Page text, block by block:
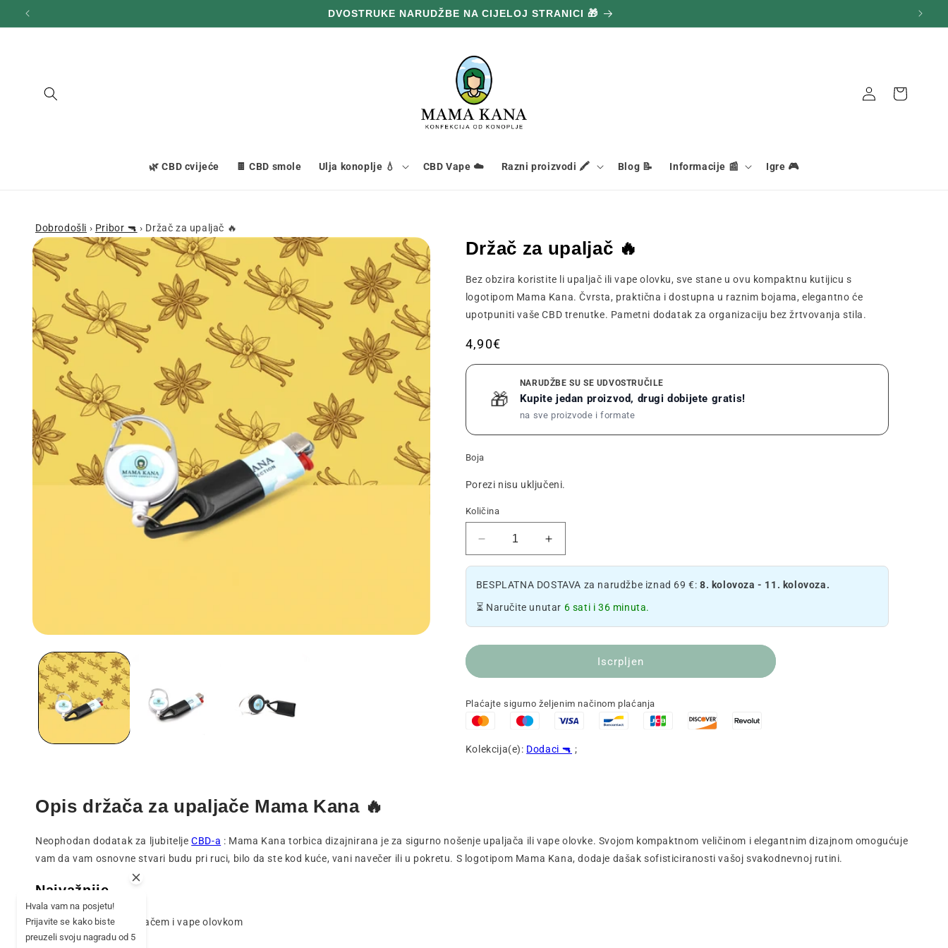
na
sadržaj
DVOSTRUKE NARUDŽBE NA CIJELOJ STRANICI 🎁
🌿 CBD cvijeće 🍫 CBD smole Ulja konoplje 💧 CBD Vape ☁️ Razni proizvodi 🖍️ Blog 📝 Informacije 📰 Igre 🎮
Veza Košara
Dobrodošli › Pribor 🔫 › Držač za upaljač 🔥
Prijeđi na
informacije
o
proizvodu
medija
modalnom
prozoru
Držač za upaljač 🔥
Bez obzira koristite li upaljač ili vape olovku, sve stane u ovu kompaktnu kutijicu s
logotipom Mama Kana. Čvrsta, praktična i dostupna u raznim bojama, elegantno će
upotpuniti vaše CBD trenutke. Pametni dodatak za organizaciju bez žrtvovanja stila.
Redovna
cijena
4,90€
🎁
NARUDŽBE SU SE UDVOSTRUČILE
Kupite jedan proizvod, drugi dobijete gratis!
na sve proizvode i formate
Boja
Porezi nisu uključeni.
Količina
Smanjite
količinu
za
upaljače
Povećajte
količinu
za
upaljače
BESPLATNA DOSTAVA za narudžbe iznad 69 €: 8. kolovoza - 11. kolovoza.
⏳ Naručite unutar 6 sati i 36 minuta.
Iscrpljen
Plaćajte sigurno željenim načinom plaćanja
Kolekcija(e): Dodaci 🔫 ;
Opis držača za upaljače Mama Kana 🔥
Neophodan dodatak za ljubiteljeCBD-a : Mama Kana torbica dizajnirana je za sigurno nošenje upaljača ili vape olovke. Svojom kompaktnom veličinom i elegantnim dizajnom omogućuje
vam da vam osnovne stvari budu pri ruci, bilo da ste kod kuće, vani navečer ili u pokretu. S logotipom Mama Kana, dodaje dašak sofisticiranosti vašoj svakodnevnoj rutini.
Najvažnije
✅ Kompatibilno s upaljačem i vape olovkom
Hvala vam na posjetu!
Prijavite se kako biste
preuzeli svoju nagradu od 5